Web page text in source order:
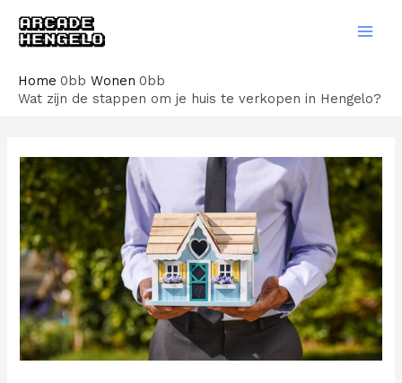
naar
inhoud
Home
Wonen
Wat zijn de stappen om je huis te verkopen in Hengelo?